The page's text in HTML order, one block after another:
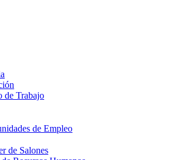
de Trabajo
de Empleo
de Salones